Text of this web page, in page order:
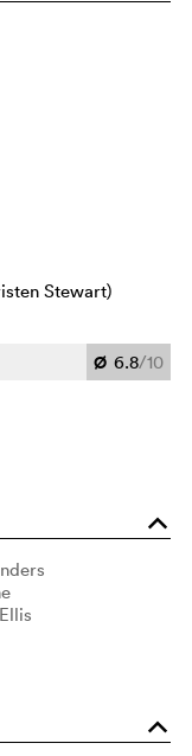
Stewart)
Ø 6.8/10
o
o